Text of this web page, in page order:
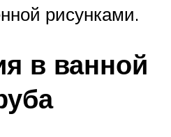
рисунками.
в ванной